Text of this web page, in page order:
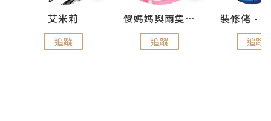
艾米莉
追蹤
儍媽媽與兩隻小魔怪之家
追蹤 追蹤